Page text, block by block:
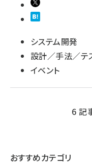
システム開発
設計／手法／テ
イベント
6 記
おすすめカテゴリ